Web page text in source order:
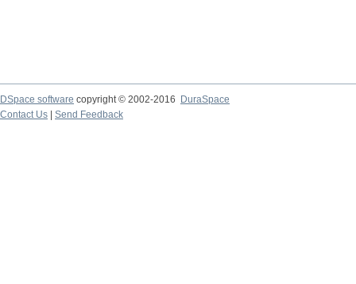
DSpace software copyright © 2002-2016
DuraSpace
Contact Us
Send Feedback